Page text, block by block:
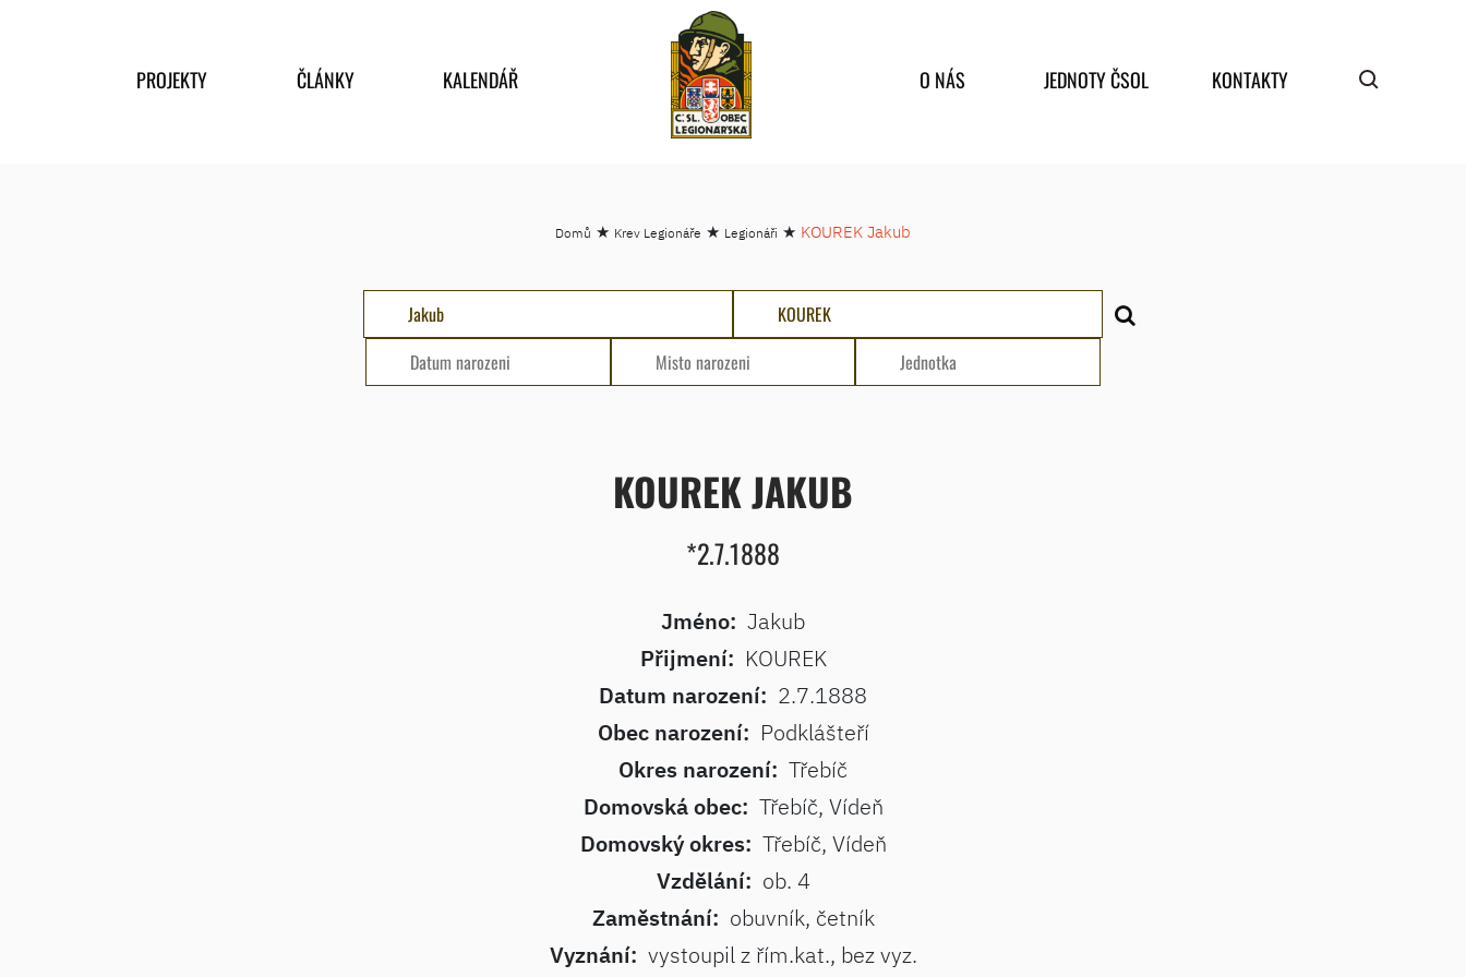
PROJEKTY ČLÁNKY KALENDÁŘ O NÁS JEDNOTY ČSOL KONTAKTY
Domů ★ Krev Legionáře ★ Legionáři ★ KOUREK Jakub
KOUREK JAKUB
*2.7.1888
Jméno: Jakub
Přijmení: KOUREK
Datum narození: 2.7.1888
Obec narození: Podklášteří
Okres narození: Třebíč
Domovská obec: Třebíč, Vídeň
Domovský okres: Třebíč, Vídeň
Vzdělání: ob. 4
Zaměstnání: obuvník, četník
Vyznání: vystoupil z řím.kat., bez vyz.